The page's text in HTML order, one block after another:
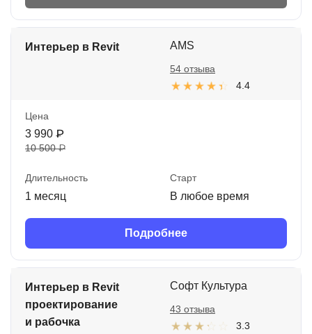
Интерьер в Revit AMS
4.4
54 отзыва
Цена
3 990 ₽
10 500 ₽
Длительность
1 месяц
Старт
В любое время
Подробнее
Интерьер в Revit
проектирование
и рабочка
Софт Культура
3.3
43 отзыва